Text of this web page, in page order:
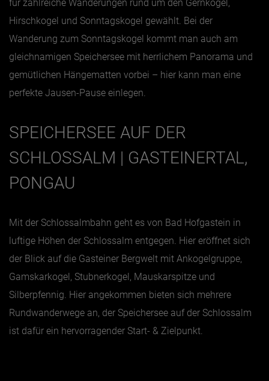
für zahlreiche Wanderungen rund um den Gernkogel,
Hirschkogel und Sonntagskogel gewählt. Bei der
Wanderung zum Sonntagskogel kommt man auch am
gleichnamigen Speichersee mit herrlichem Panorama und
gemütlichen Hängematten vorbei – hier kann man eine
perfekte Jausen-Pause einlegen.
SPEICHERSEE AUF DER
SCHLOSSALM | GASTEINERTAL,
PONGAU
Mit der Schlossalmbahn geht es von Bad Hofgastein in
luftige Höhen der Schlossalm entgegen. Hier eröffnet sich
der Blick auf die Gasteiner Bergwelt mit Ankogelgruppe,
Gamskarkogel, Stubnerkogel, Mauskarspitze und
Silberpfennig. Hier angekommen bieten sich mehrere
Rundwanderwege an, der Speichersee auf der Schlossalm
ist dafür ein hervorragender Start- & Zielpunkt.